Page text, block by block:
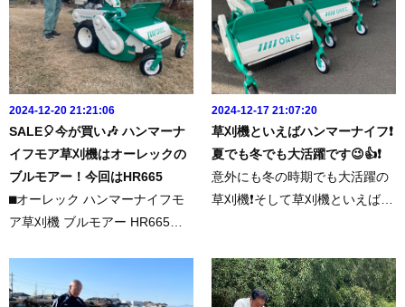
は誠...
2024-12-20 21:21:06
SALE🎈今が買い🎶 ハンマーナ
イフモア草刈機はオーレックの
ブルモアー！今回はHR665
⬛︎オーレック ハンマーナイフモ
ア草刈機 ブルモアー HR665今
れた残草をすき込めば、早く土
2024-12-17 21:07:20
草刈機といえばハンマーナイフ❗️
夏でも冬でも大活躍です😉👍❗️
意外にも冬の時期でも大活躍の
草刈機❗️そして草刈機といえばみ
なら【ファムテク！】みなさ
ん、覚えていただけたでしょう